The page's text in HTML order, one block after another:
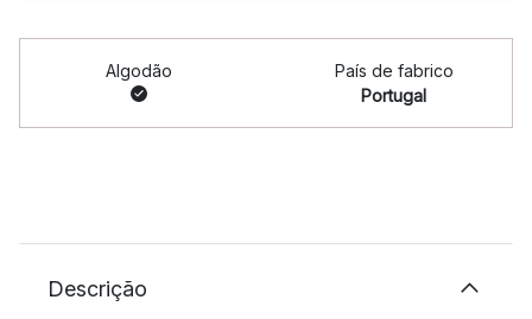
Algodão
País de fabrico
Portugal
Descrição